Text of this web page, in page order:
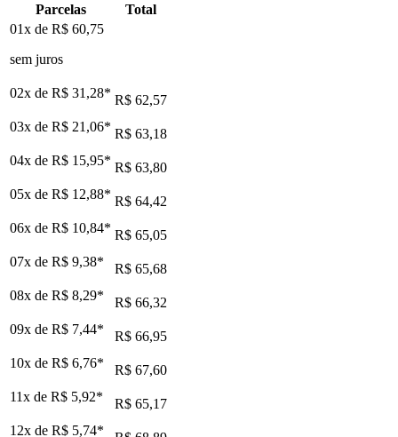
Parcelas
Total
01x de R$ 60,75
sem juros
02x de R$ 31,28* R$ 62,57
03x de R$ 21,06* R$ 63,18
04x de R$ 15,95* R$ 63,80
05x de R$ 12,88* R$ 64,42
06x de R$ 10,84* R$ 65,05
07x de R$ 9,38*
R$ 65,68
08x de R$ 8,29*
R$ 66,32
09x de R$ 7,44*
R$ 66,95
10x de R$ 6,76*
R$ 67,60
11x de R$ 5,92*
R$ 65,17
12x de R$ 5,74*